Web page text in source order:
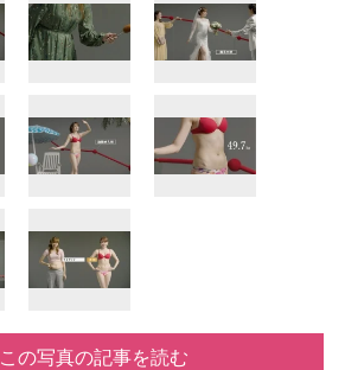
この写真の記事を読む